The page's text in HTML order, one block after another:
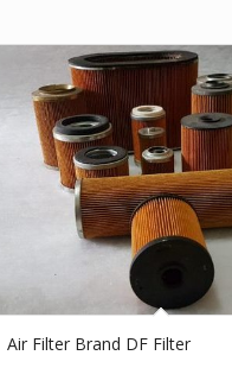
Air Filter Brand DF Filter